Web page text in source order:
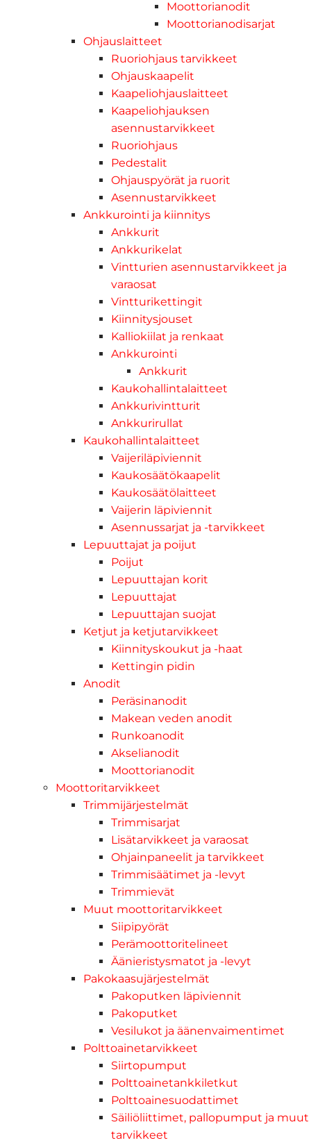
Moottorianodit
Moottorianodisarjat
Ohjauslaitteet
Ruoriohjaus tarvikkeet
Ohjauskaapelit
Kaapeliohjauslaitteet
Kaapeliohjauksen
asennustarvikkeet
Ruoriohjaus
Pedestalit
Ohjauspyörät ja ruorit
Asennustarvikkeet
Ankkurointi ja kiinnitys
Ankkurit
Ankkurikelat
Vintturien asennustarvikkeet ja
varaosat
Vintturikettingit
Kiinnitysjouset
Kalliokiilat ja renkaat
Ankkurointi
Ankkurit
Kaukohallintalaitteet
Ankkurivintturit
Ankkurirullat
Kaukohallintalaitteet
Vaijeriläpiviennit
Kaukosäätökaapelit
Kaukosäätölaitteet
Vaijerin läpiviennit
Asennussarjat ja -tarvikkeet
Lepuuttajat ja poijut
Poijut
Lepuuttajan korit
Lepuuttajat
Lepuuttajan suojat
Ketjut ja ketjutarvikkeet
Kiinnityskoukut ja -haat
Kettingin pidin
Anodit
Peräsinanodit
Makean veden anodit
Runkoanodit
Akselianodit
Moottorianodit
Moottoritarvikkeet
Trimmijärjestelmät
Trimmisarjat
Lisätarvikkeet ja varaosat
Ohjainpaneelit ja tarvikkeet
Trimmisäätimet ja -levyt
Trimmievät
Muut moottoritarvikkeet
Siipipyörät
Perämoottoritelineet
Äänieristysmatot ja -levyt
Pakokaasujärjestelmät
Pakoputken läpiviennit
Pakoputket
Vesilukot ja äänenvaimentimet
Polttoainetarvikkeet
Siirtopumput
Polttoainetankkiletkut
Polttoainesuodattimet
Säiliöliittimet, pallopumput ja muut
tarvikkeet